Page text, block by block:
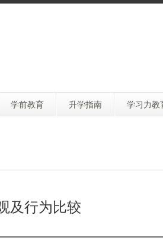
学前教育 升学指南 学习力教
及行为比较